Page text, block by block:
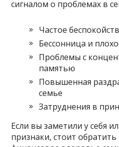
сигналом о проблемах в
Частое
Бессонница и
Проблемы с
памятью
Повышенная
семье
Затруднения в
Если вы заметили у себя
признаки, стоит